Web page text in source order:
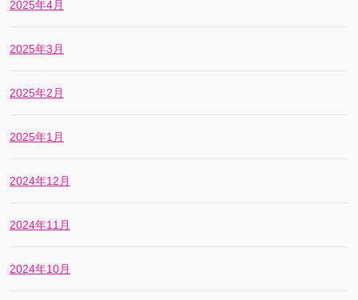
2025年4月
2025年3月
2025年2月
2025年1月
2024年12月
2024年11月
2024年10月